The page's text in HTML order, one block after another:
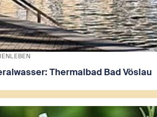
Thermalbad Bad Vöslau